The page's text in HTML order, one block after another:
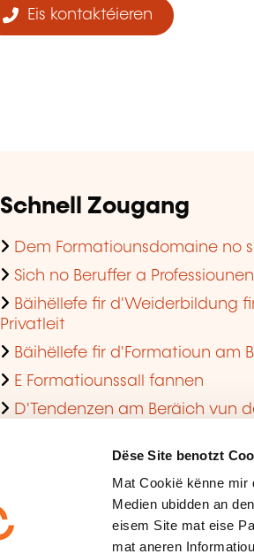
Dëse Site benotzt
Mat Cookië kënne mir
Medien ubidden an
eisem Site mat eise
mat aneren
Eis kontaktéieren
Schnell Zougang
Dem Formatiounsdomaine no
Sich no Beruffer a Professiounen
Bäihëllefe fir d'Weiderbildung
Privatleit
Bäihëllefe fir d'Formatioun am
E Formatiounssall fannen
D'Tendenzen am Beräich vun